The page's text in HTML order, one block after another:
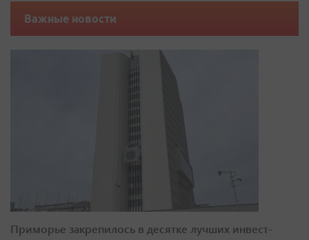
Важные новости
Приморье закрепилось в десятке лучших инвест-